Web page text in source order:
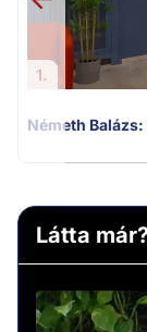
1.
Németh
Látta